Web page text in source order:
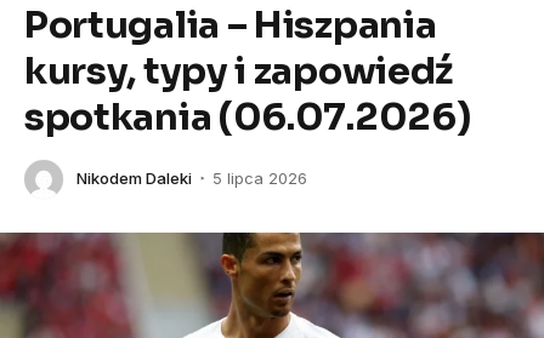
Portugalia – Hiszpania
kursy, typy i zapowiedź
spotkania (06.07.2026)
Nikodem Daleki 5 lipca 2026